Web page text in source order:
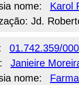
nome:
Karol
Jd.
01.742.359/
Janieire
nome: